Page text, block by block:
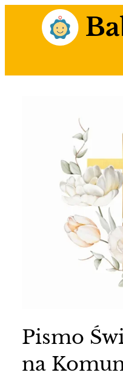
Pismo
na